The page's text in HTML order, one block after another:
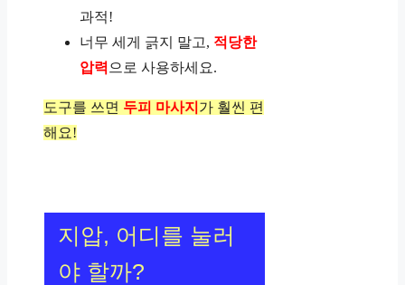
과적!
너무 세게 긁지 말고, 적당한
압력 으로 사용하세요.
도구를 쓰면 두피 마사지 가 훨씬 편
해요!
지압, 어디를 눌러
야 할까?